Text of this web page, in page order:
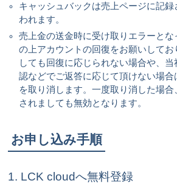
キャッシュバックは売上ページに記
われます。
売上金の送金時に受け取りエラーと
の上アカウントの回復をお願いしてお
しても回復に応じられない場合や、
認などでご返答に応じて頂けない場合
を取り消します。一度取り消した場
されましても無効となります。
お申し込み手順
1. LCK cloudへ無料登録